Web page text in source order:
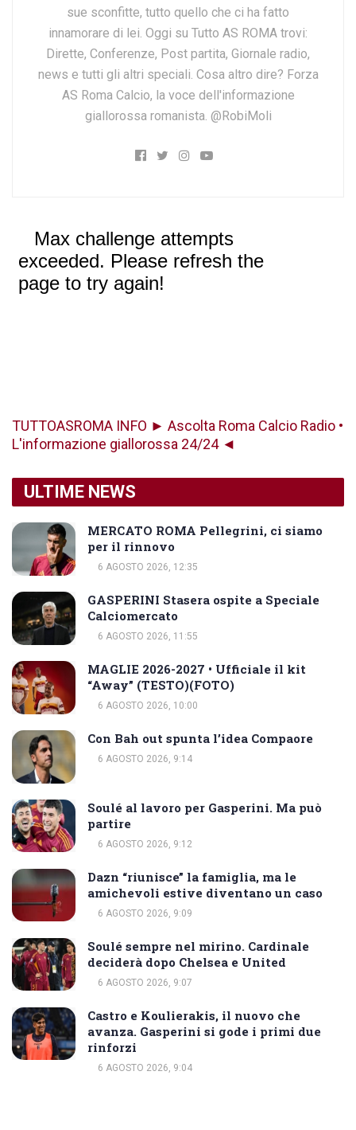
sue sconfitte, tutto quello che ci ha fatto
innamorare di lei. Oggi su Tutto AS ROMA trovi:
Dirette, Conferenze, Post partita, Giornale radio,
news e tutti gli altri speciali. Cosa altro dire? Forza
AS Roma Calcio, la voce dell'informazione
giallorossa romanista. @RobiMoli
TUTTOASROMA INFO ► Ascolta Roma Calcio Radio •
L'informazione giallorossa 24/24 ◄
ULTIME NEWS
MERCATO ROMA Pellegrini, ci siamo
per il rinnovo
6 AGOSTO 2026, 12:35
GASPERINI Stasera ospite a Speciale
Calciomercato
6 AGOSTO 2026, 11:55
MAGLIE 2026-2027 • Ufficiale il kit
“Away” (TESTO)(FOTO)
6 AGOSTO 2026, 10:00
Con Bah out spunta l’idea Compaore
6 AGOSTO 2026, 9:14
Soulé al lavoro per Gasperini. Ma può
partire
6 AGOSTO 2026, 9:12
Dazn “riunisce” la famiglia, ma le
amichevoli estive diventano un caso
6 AGOSTO 2026, 9:09
Soulé sempre nel mirino. Cardinale
deciderà dopo Chelsea e United
6 AGOSTO 2026, 9:07
Castro e Koulierakis, il nuovo che
avanza. Gasperini si gode i primi due
rinforzi
6 AGOSTO 2026, 9:04